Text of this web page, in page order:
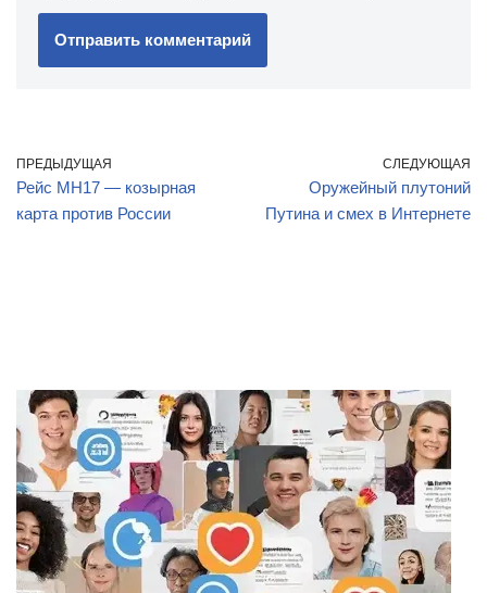
ПРЕДЫДУЩАЯ
Рейс МН17 — козырная
карта против России
СЛЕДУЮЩАЯ
Оружейный плутоний
Путина и смех в Интернете